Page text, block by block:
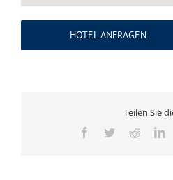
HOTEL ANFRAGEN
Teilen Sie
Facebook
TwitterReddit